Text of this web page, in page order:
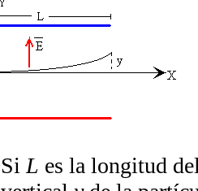
Si L es la longitud